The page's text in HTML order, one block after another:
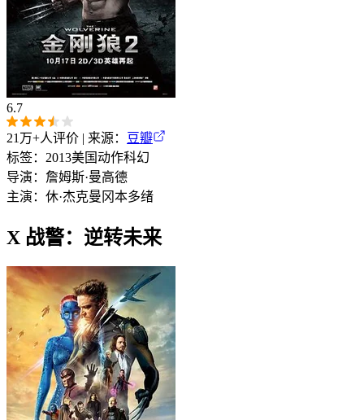
6.7
21万+人评价 | 来源：
豆瓣
标签： 2013美国动作科幻
导演： 詹姆斯·曼高德
主演： 休·杰克曼 冈本多绪
X 战警：逆转未来